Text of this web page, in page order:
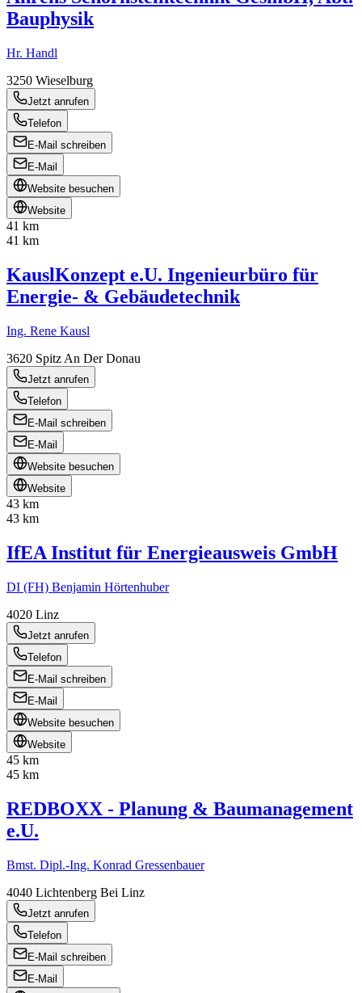
Bauphysik
Hr. Handl
3250 Wieselburg
Jetzt anrufen
Telefon
E-Mail schreiben
E-Mail
Website besuchen
Website
41 km
41 km
KauslKonzept e.U. Ingenieurbüro für
Energie- & Gebäudetechnik
Ing. Rene Kausl
3620 Spitz An Der Donau
Jetzt anrufen
Telefon
E-Mail schreiben
E-Mail
Website besuchen
Website
43 km
43 km
IfEA Institut für Energieausweis GmbH
DI (FH) Benjamin Hörtenhuber
4020 Linz
Jetzt anrufen
Telefon
E-Mail schreiben
E-Mail
Website besuchen
Website
45 km
45 km
REDBOXX - Planung & Baumanagement
e.U.
Bmst. Dipl.-Ing. Konrad Gressenbauer
4040 Lichtenberg Bei Linz
Jetzt anrufen
Telefon
E-Mail schreiben
E-Mail